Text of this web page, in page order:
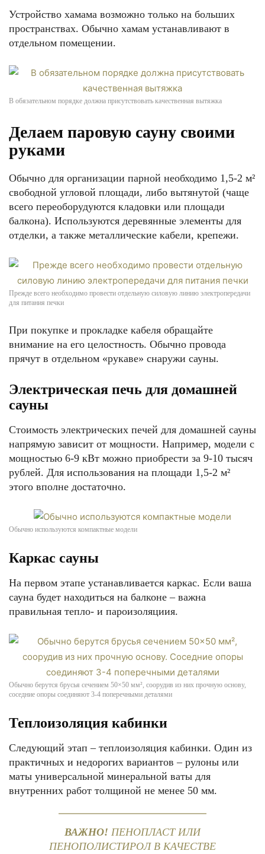
Устройство хамама возможно только на больших
пространствах. Обычно хамам устанавливают в
отдельном помещении.
В обязательном порядке должна присутствовать качественная вытяжка
Делаем паровую сауну своими
руками
Обычно для организации парной необходимо 1,5-2 м²
свободной угловой площади, либо вытянутой (чаще
всего переоборудуются кладовки или площади
балкона). Используются деревянные элементы для
отделки, а также металлические кабели, крепежи.
Прежде всего необходимо провести отдельную силовую линию электропередачи
для питания печки
При покупке и прокладке кабеля обращайте
внимание на его целостность. Обычно провода
прячут в отдельном «рукаве» снаружи сауны.
Электрическая печь для домашней
сауны
Стоимость электрических печей для домашней сауны
напрямую зависит от мощности. Например, модели с
мощностью 6-9 кВт можно приобрести за 9-10 тысяч
рублей. Для использования на площади 1,5-2 м²
этого вполне достаточно.
Обычно используются компактные модели
Каркас сауны
На первом этапе устанавливается каркас. Если ваша
сауна будет находиться на балконе – важна
правильная тепло- и пароизоляциия.
Обычно берутся брусья сечением 50×50 мм², соорудив из них прочную основу,
соседние опоры соединяют 3-4 поперечными деталями
Теплоизоляция кабинки
Следующий этап – теплоизоляция кабинки. Один из
практичных и недорогих вариантов – рулоны или
маты универсальной минеральной ваты для
внутренних работ толщиной не менее 50 мм.
ВАЖНО! ПЕНОПЛАСТ ИЛИ
ПЕНОПОЛИСТИРОЛ В КАЧЕСТВЕ